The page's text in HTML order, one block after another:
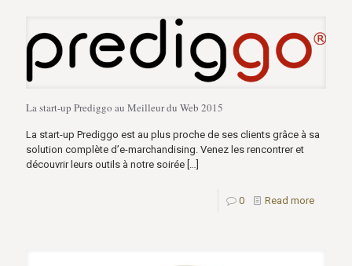
La start-up Prediggo au Meilleur du Web 2015
La start-up Prediggo est au plus proche de ses clients grâce à sa
solution complète d’e-marchandising. Venez les rencontrer et
découvrir leurs outils à notre soirée […]
0 Read more